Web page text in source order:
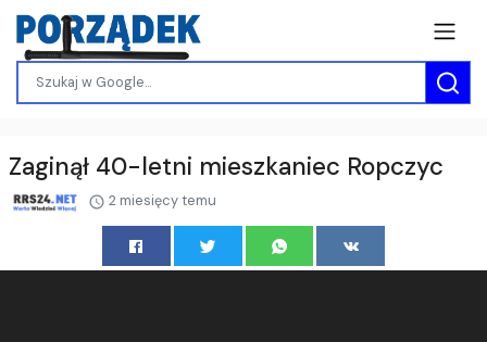
Zaginął 40-letni mieszkaniec Ropczyc
2 miesięcy temu